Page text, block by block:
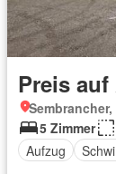
Preis
5 Zimmer
Aufzug